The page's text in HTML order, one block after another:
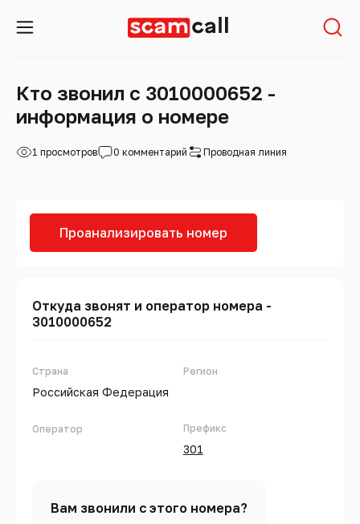
Кто звонил с 3010000652 -
информация о номере
1 просмотров 0 комментарий Проводная линия
Проанализировать номер
Откуда звонят и оператор номера -
3010000652
Страна
Российская Федерация
Оператор
Регион
Префикс
301
Вам звонили с этого номера?